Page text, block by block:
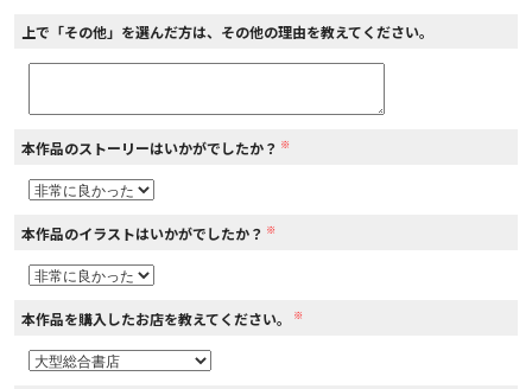
コミックパルフェ
閉じる
上で「その他」を選んだ方は、その他の理由を教えてください。
本作品のストーリーはいかがでしたか？ ※
本作品のイラストはいかがでしたか？ ※
本作品を購入したお店を教えてください。 ※